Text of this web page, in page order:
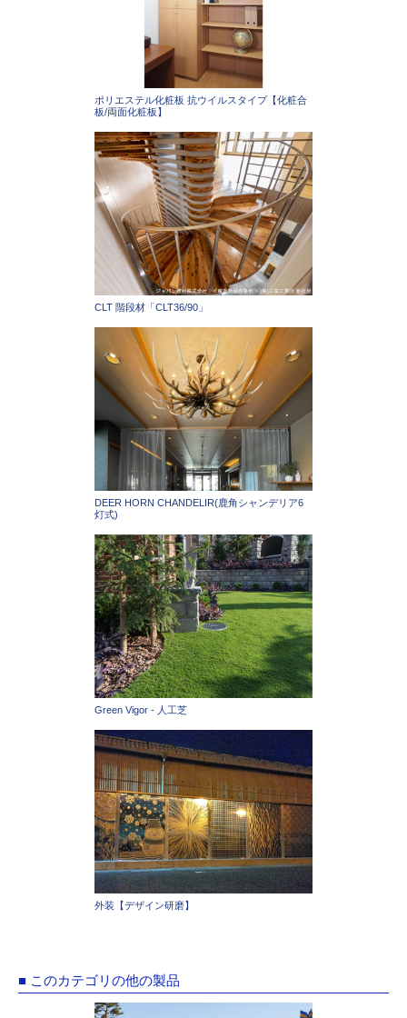
ポリエステル化粧板 抗ウイルスタイプ【化粧合
板/両面化粧板】
CLT 階段材「CLT36/90」
DEER HORN CHANDELIR(鹿角シャンデリア6
灯式)
Green Vigor - 人工芝
外装【デザイン研磨】
■ このカテゴリの他の製品